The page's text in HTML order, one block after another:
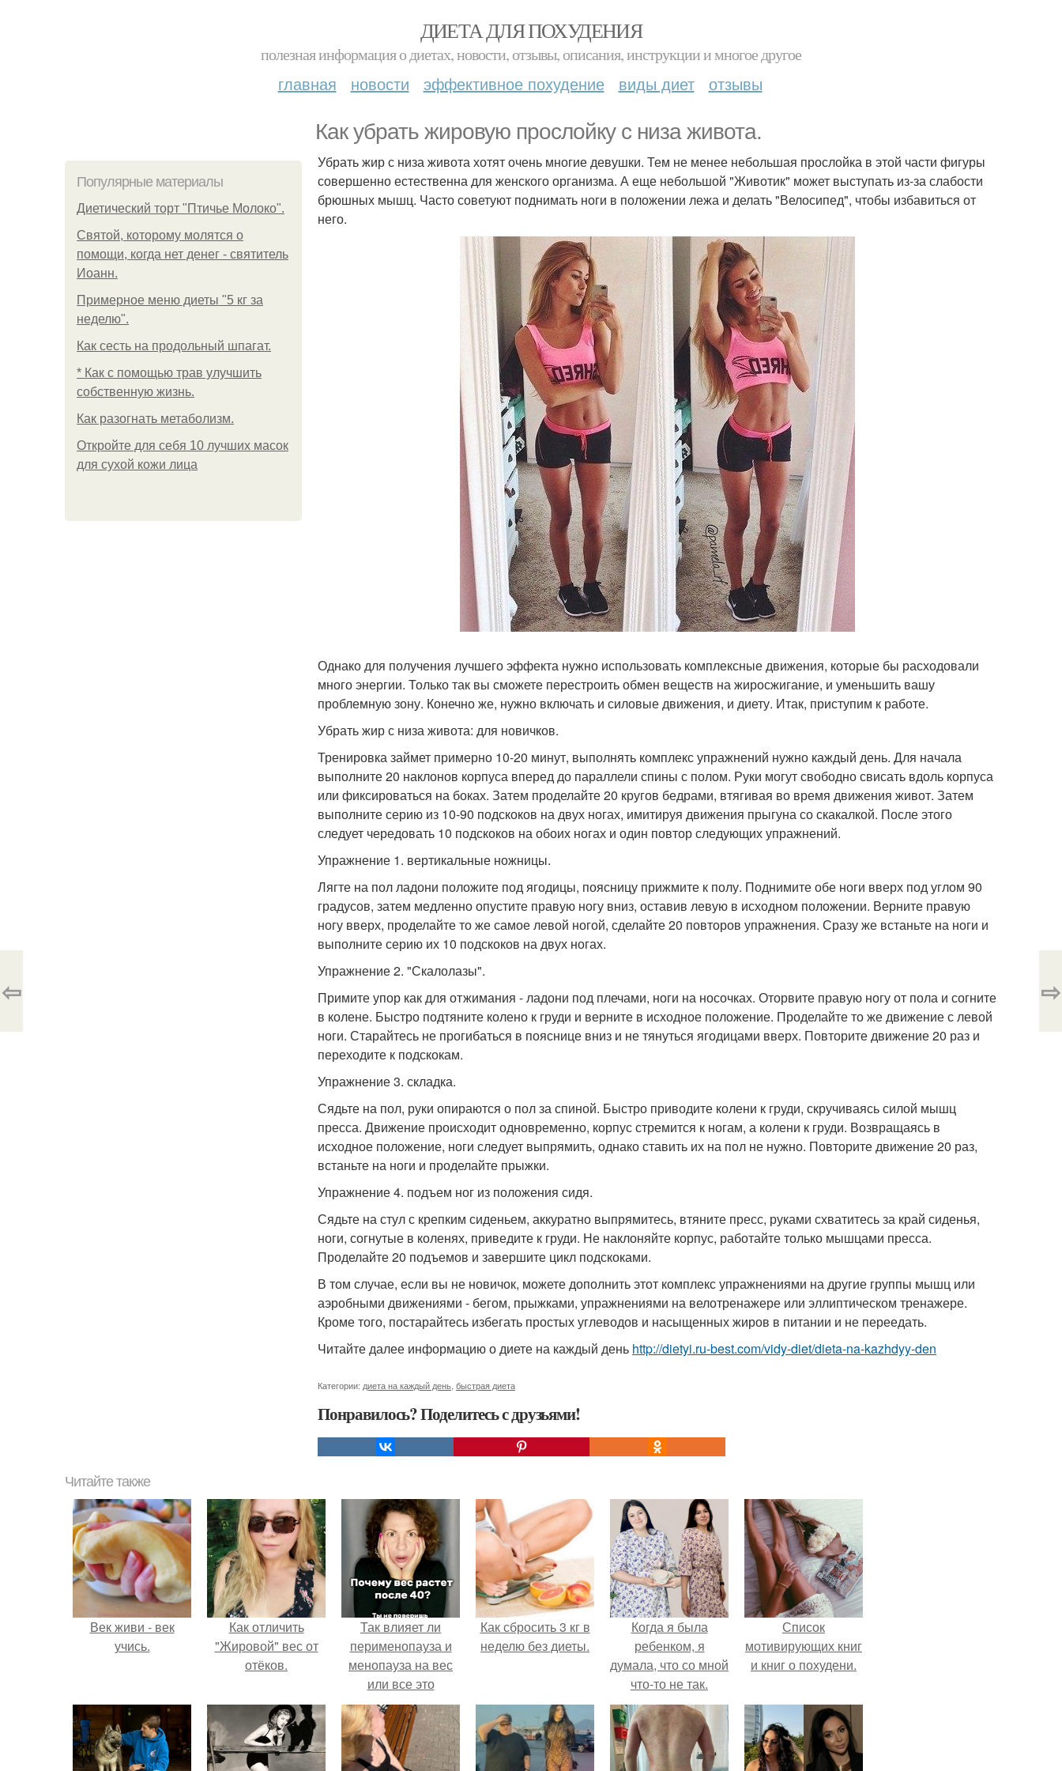
ДИЕТА ДЛЯ ПОХУДЕНИЯ
полезная информация о диетах, новости, отзывы, описания, инструкции и многое другое
главная новости эффективное похудение виды диет отзывы
Как убрать жировую прослойку с низа живота.
Популярные материалы
Диетический торт "Птичье Молоко".
Святой, которому молятся о
помощи, когда нет денег - святитель
Иоанн.
Примерное меню диеты "5 кг за
неделю".
Как сесть на продольный шпагат.
* Как с помощью трав улучшить
собственную жизнь.
Как разогнать метаболизм.
Откройте для себя 10 лучших масок
для сухой кожи лица
Убрать жир с низа живота хотят очень многие девушки. Тем не менее небольшая прослойка в этой части фигуры
совершенно естественна для женского организма. А еще небольшой "Животик" может выступать из-за слабости
брюшных мышц. Часто советуют поднимать ноги в положении лежа и делать "Велосипед", чтобы избавиться от
него.
Однако для получения лучшего эффекта нужно использовать комплексные движения, которые бы расходовали
много энергии. Только так вы сможете перестроить обмен веществ на жиросжигание, и уменьшить вашу
проблемную зону. Конечно же, нужно включать и силовые движения, и диету. Итак, приступим к работе.
Убрать жир с низа живота: для новичков.
Тренировка займет примерно 10-20 минут, выполнять комплекс упражнений нужно каждый день. Для начала
выполните 20 наклонов корпуса вперед до параллели спины с полом. Руки могут свободно свисать вдоль корпуса
или фиксироваться на боках. Затем проделайте 20 кругов бедрами, втягивая во время движения живот. Затем
выполните серию из 10-90 подскоков на двух ногах, имитируя движения прыгуна со скакалкой. После этого
следует чередовать 10 подскоков на обоих ногах и один повтор следующих упражнений.
Упражнение 1. вертикальные ножницы.
Лягте на пол ладони положите под ягодицы, поясницу прижмите к полу. Поднимите обе ноги вверх под углом 90
градусов, затем медленно опустите правую ногу вниз, оставив левую в исходном положении. Верните правую
ногу вверх, проделайте то же самое левой ногой, сделайте 20 повторов упражнения. Сразу же встаньте на ноги и
выполните серию их 10 подскоков на двух ногах.
Упражнение 2. "Скалолазы".
Примите упор как для отжимания - ладони под плечами, ноги на носочках. Оторвите правую ногу от пола и согните
в колене. Быстро подтяните колено к груди и верните в исходное положение. Проделайте то же движение с левой
ноги. Старайтесь не прогибаться в пояснице вниз и не тянуться ягодицами вверх. Повторите движение 20 раз и
переходите к подскокам.
Упражнение 3. складка.
Сядьте на пол, руки опираются о пол за спиной. Быстро приводите колени к груди, скручиваясь силой мышц
пресса. Движение происходит одновременно, корпус стремится к ногам, а колени к груди. Возвращаясь в
исходное положение, ноги следует выпрямить, однако ставить их на пол не нужно. Повторите движение 20 раз,
встаньте на ноги и проделайте прыжки.
Упражнение 4. подъем ног из положения сидя.
Сядьте на стул с крепким сиденьем, аккуратно выпрямитесь, втяните пресс, руками схватитесь за край сиденья,
ноги, согнутые в коленях, приведите к груди. Не наклоняйте корпус, работайте только мышцами пресса.
Проделайте 20 подъемов и завершите цикл подскоками.
В том случае, если вы не новичок, можете дополнить этот комплекс упражнениями на другие группы мышц или
аэробными движениями - бегом, прыжками, упражнениями на велотренажере или эллиптическом тренажере.
Кроме того, постарайтесь избегать простых углеводов и насыщенных жиров в питании и не переедать.
Читайте далее информацию о диете на каждый день http://dietyi.ru-best.com/vidy-diet/dieta-na-kazhdyy-den
Категории: диета на каждый день быстрая диета
Понравилось? Поделитесь с друзьями!
⇦ ⇨
Читайте также
Век живи - век
учись.
Как отличить
"Жировой" вес от
отёков.
Так влияет ли
перименопауза и
менопауза на вес
или все это
ерунда?
Как сбросить 3 кг в
неделю без диеты.
Когда я была
ребенком, я
думала, что со мной
что-то не так.
Список
мотивирующих книг
и книг о похудени.